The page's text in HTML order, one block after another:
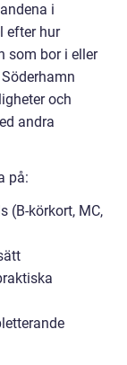
i
efter hur
som bor i eller
och
andra
på:
(B-körkort, MC,